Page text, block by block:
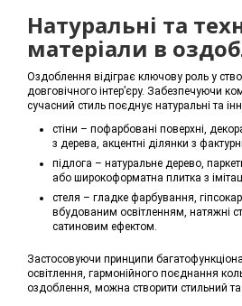
Натуральні та
матеріали в
Оздоблення відіграє ключову роль у
довговічного інтер’єру. Забезпечуючи
сучасний стиль поєднує натуральні та
стіни – пофарбовані поверхні,
з дерева, акцентні ділянки з
підлога – натуральне дерево,
або широкоформатна плитка з
стеля – гладке фарбування,
вбудованим освітленням, натяжні
сатиновим ефектом.
Застосовуючи принципи
освітлення, гармонійного поєднання
оздоблення, можна створити стильний